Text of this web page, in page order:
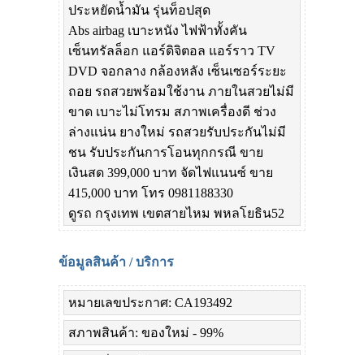
ประหยัดน้ำมัน รุ่นท็อปสุด
Abs airbag เบาะหนัง ไฟฟ้าทั้งคัน
เซ็นทรัลล็อก แอร์ดิจิตอล แอร์ราว TV
DVD จอกลาง กล้องหลัง เซ็นเซอร์ระยะ
ถอย รถสวยพร้อมใช้งาน ภายในสวยไม่มี
ขาด เบาะไม่โทรม สภาพเครื่องดี ช่วง
ล่างแน่น ยางใหม่ รถสวยรับประกันไม่มี
ชน รับประกันการโอนทุกกรณี ขาย
เงินสด 399,000 บาท จัดไฟแนนซ์ ขาย
415,000 บาท โทร 0981188330
ดูรถ กรุงเทพ เขตสายไหม พหลโยธิน52
ข้อมูลสินค้า / บริการ
หมายเลขประกาศ: CA193492
สภาพสินค้า: ของใหม่ - 99%